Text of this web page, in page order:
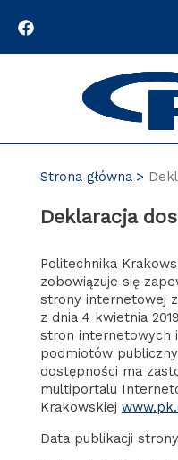
Strona główna
Deklaracja
Politechnika
zobowiązuje się
strony internetowej
z dnia 4 kwietnia
stron internetowych
podmiotów
dostępności ma
multiportalu
Krakowskiej
Data publikacji